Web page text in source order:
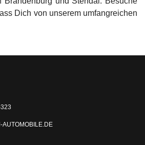
Dich von unserem umfangreichen
AUTOMOBILE.DE